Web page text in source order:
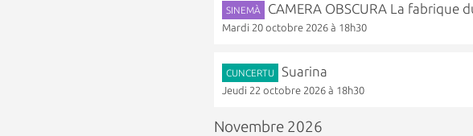
SINEMÀ CAMERA OBSCURA La fabrique
Mardi 20 octobre 2026 à 18h30
CUNCERTU Suarina
Jeudi 22 octobre 2026 à 18h30
Novembre 2026